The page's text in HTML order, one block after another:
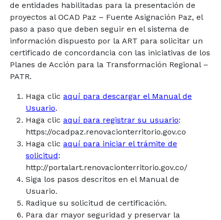
de entidades habilitadas para la presentación de
proyectos al OCAD Paz – Fuente Asignación Paz, el
paso a paso que deben seguir en el sistema de
información dispuesto por la ART para solicitar un
certificado de concordancia con las iniciativas de los
Planes de Acción para la Transformación Regional –
PATR.
Haga clic aquí para descargar el Manual de
Usuario.
Haga clic aquí para registrar su usuario:
https://ocadpaz.renovacionterritorio.gov.co
Haga clic aquí para iniciar el trámite de
solicitud:
http://portalart.renovacionterritorio.gov.co/
Siga los pasos descritos en el Manual de
Usuario.
Radique su solicitud de certificación.
Para dar mayor seguridad y preservar la